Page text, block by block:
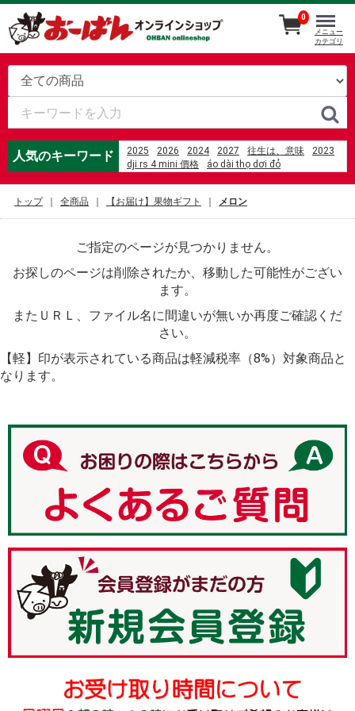
人気のキーワード 2025 2026 2024 2027 往生は、意味
2023
dji rs 4 mini 價格
áo dài thọ dơi đỏ
%D1%81%D1%82%D1%80%D0%B5%D0%BD%D0%B4
amazon 座椅子カバー
%E5%85%89%E8%8F%AF%E5%BA%97
motricidad definicion para ni%C3%B1os
%E3%81%B2%E3%82%88%E3%82%8B
mili the death of lactose intolerant
美國 sunbeam 電熱披肩-xl加大款
%C4%91%E1%BB%87m gi%E1%BA%A3m
ch%E1%BA%A5n
0
メニュー
カテゴリ
トップ 全商品 【お届け】果物ギフト メロン
ご指定のページが見つかりません。
お探しのページは削除されたか、移動した可能性がござい
ます。
またＵＲＬ、ファイル名に間違いが無いか再度ご確認くだ
さい。
【軽】印が表示されている商品は軽減税率（8%）対象商品と
なります。